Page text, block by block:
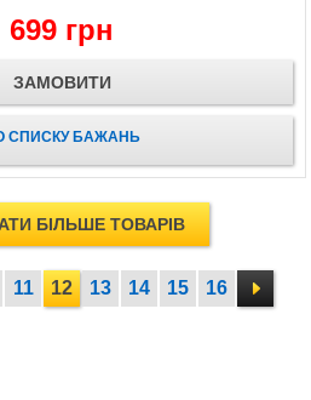
699 грн
ЗАМОВИТИ
СПИСКУ БАЖАНЬ
БІЛЬШЕ ТОВАРІВ
11 12 13 14 15 16